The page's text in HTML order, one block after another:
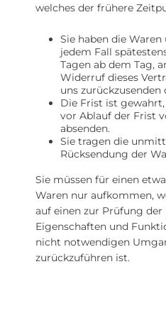
welches der frühere
Sie haben die
jedem Fall
Tagen ab dem Tag,
Widerruf dieses
uns zurückzusenden
Die Frist ist
vor Ablauf der Frist
absenden.
Sie tragen die
Rücksendung der
Sie müssen für einen
Waren nur aufkommen,
auf einen zur Prüfung der
Eigenschaften und
nicht notwendigen
zurückzuführen ist.